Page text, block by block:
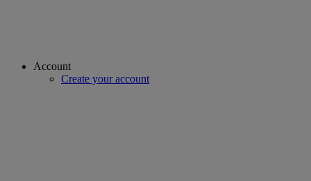
Account
Create your account